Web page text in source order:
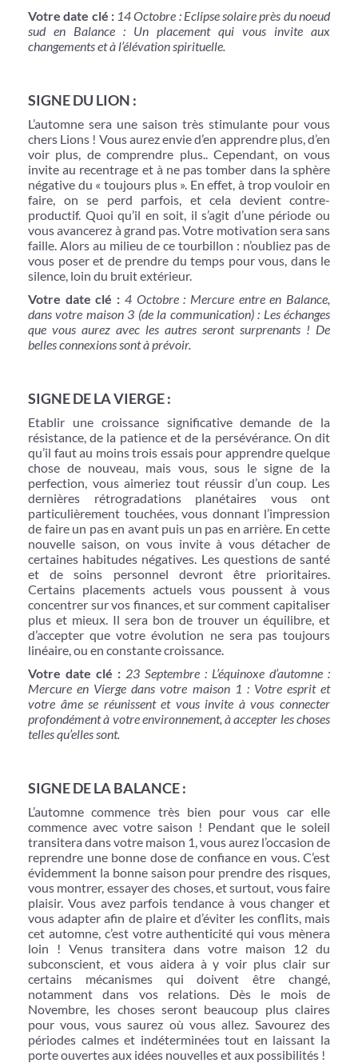
Votre date clé : 14 Octobre : Eclipse solaire près du noeud
sud en Balance : Un placement qui vous invite aux
changements et à l’élévation spirituelle.
SIGNE DU LION :
L’automne sera une saison très stimulante pour vous
chers Lions ! Vous aurez envie d’en apprendre plus, d’en
voir plus, de comprendre plus.. Cependant, on vous
invite au recentrage et à ne pas tomber dans la sphère
négative du « toujours plus ». En effet, à trop vouloir en
faire, on se perd parfois, et cela devient contre-
productif. Quoi qu’il en soit, il s’agit d’une période ou
vous avancerez à grand pas. Votre motivation sera sans
faille. Alors au milieu de ce tourbillon : n’oubliez pas de
vous poser et de prendre du temps pour vous, dans le
silence, loin du bruit extérieur.
Votre date clé : 4 Octobre : Mercure entre en Balance,
dans votre maison 3 (de la communication) : Les échanges
que vous aurez avec les autres seront surprenants ! De
belles connexions sont à prévoir.
SIGNE DE LA VIERGE :
Etablir une croissance significative demande de la
résistance, de la patience et de la persévérance. On dit
qu’il faut au moins trois essais pour apprendre quelque
chose de nouveau, mais vous, sous le signe de la
perfection, vous aimeriez tout réussir d’un coup. Les
dernières rétrogradations planétaires vous ont
particulièrement touchées, vous donnant l’impression
de faire un pas en avant puis un pas en arrière. En cette
nouvelle saison, on vous invite à vous détacher de
certaines habitudes négatives. Les questions de santé
et de soins personnel devront être prioritaires.
Certains placements actuels vous poussent à vous
concentrer sur vos finances, et sur comment capitaliser
plus et mieux. Il sera bon de trouver un équilibre, et
d’accepter que votre évolution ne sera pas toujours
linéaire, ou en constante croissance.
Votre date clé : 23 Septembre : L’équinoxe d’automne :
Mercure en Vierge dans votre maison 1 : Votre esprit et
votre âme se réunissent et vous invite à vous connecter
profondément à votre environnement, à accepter les choses
telles qu’elles sont.
SIGNE DE LA BALANCE :
L’automne commence très bien pour vous car elle
commence avec votre saison ! Pendant que le soleil
transitera dans votre maison 1, vous aurez l’occasion de
reprendre une bonne dose de confiance en vous. C’est
évidemment la bonne saison pour prendre des risques,
vous montrer, essayer des choses, et surtout, vous faire
plaisir. Vous avez parfois tendance à vous changer et
vous adapter afin de plaire et d’éviter les conflits, mais
cet automne, c’est votre authenticité qui vous mènera
loin ! Venus transitera dans votre maison 12 du
subconscient, et vous aidera à y voir plus clair sur
certains mécanismes qui doivent être changé,
notamment dans vos relations. Dès le mois de
Novembre, les choses seront beaucoup plus claires
pour vous, vous saurez où vous allez. Savourez des
périodes calmes et indéterminées tout en laissant la
porte ouvertes aux idées nouvelles et aux possibilités !